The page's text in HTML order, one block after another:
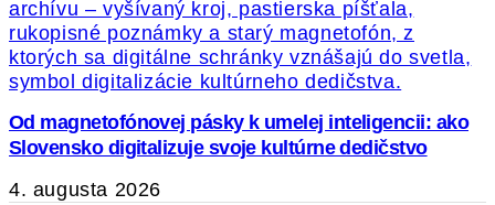
Od magnetofónovej pásky k umelej inteligencii: ako
Slovensko digitalizuje svoje kultúrne dedičstvo
4. augusta 2026